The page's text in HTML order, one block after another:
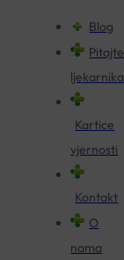
Blog
Pitajte
ljekarnika
Kartice
vjernosti
Kontakt
O
nama